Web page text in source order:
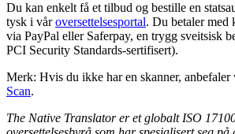
Du kan enkelt få et tilbud og bestille en
tysk i våroversettelsesportal. Du betaler med
via PayPal eller Saferpay, en trygg sveitsisk
PCI Security Standards-sertifisert).
Merk: Hvis du ikke har en skanner, anbefaler
Scan.
The Native Translator er et globalt ISO